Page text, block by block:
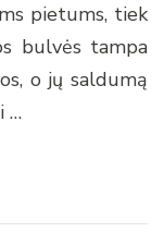
pietums, tiek
bulvės tampa
o jų saldumą
…